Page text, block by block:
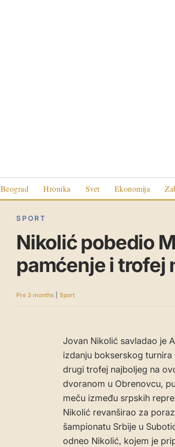
Beograd Hronika Svet Ekonomija
SPORT
Nikolić pobedio
pamćenje i trofej
Pre 3 months Sport
Jovan Nikolić savladao je
izdanju bokserskog turnira
drugi trofej najboljeg na
dvoranom u Obrenovcu,
meču između srpskih
Nikolić revanširao za
šampionatu Srbije u
odneo Nikolić, kojem je